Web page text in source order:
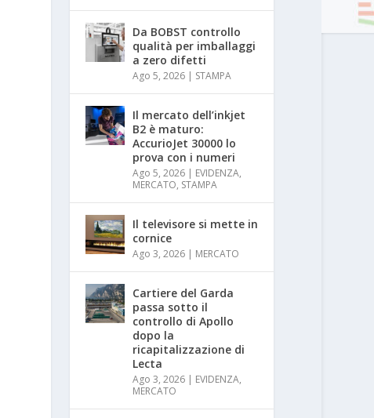
Da BOBST controllo
qualità per imballaggi
a zero difetti
Ago 5, 2026 | STAMPA
Il mercato dell’inkjet
B2 è maturo:
AccurioJet 30000 lo
prova con i numeri
Ago 5, 2026 | EVIDENZA,
MERCATO, STAMPA
Il televisore si mette in
cornice
Ago 3, 2026 | MERCATO
Cartiere del Garda
passa sotto il
controllo di Apollo
dopo la
ricapitalizzazione di
Lecta
Ago 3, 2026 | EVIDENZA,
MERCATO